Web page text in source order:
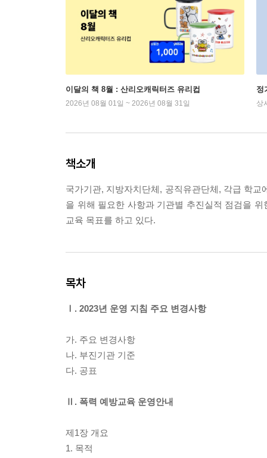
이달의 책 8월 : 산리오캐릭터즈 유리컵
2026년 08월 01일 ~ 2026년 08월 31일
정
상
책소개
국가기관, 지방자치단체, 공직유관단체, 각급 학
을 위해 필요한 사항과 기관별 추진실적 점검을
교육 목표를 하고 있다.
목차
Ⅰ. 2023년 운영 지침 주요 변경사항
가. 주요 변경사항
나. 부진기관 기준
다. 공표
Ⅱ. 폭력 예방교육 운영안내
제1장 개요
1. 목적